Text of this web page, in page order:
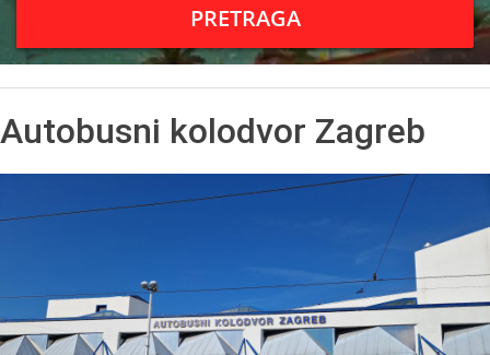
PRETRAGA
Autobusni kolodvor Zagreb